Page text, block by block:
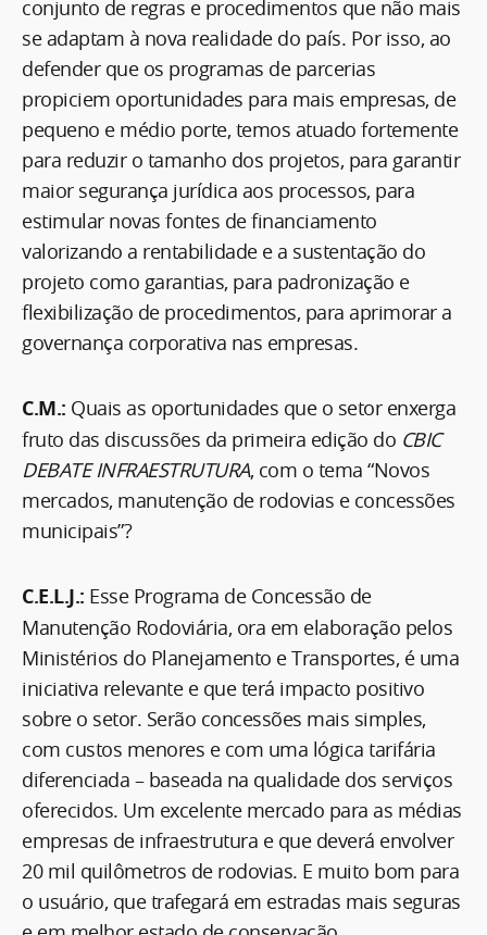
conjunto de regras e procedimentos que não mais
se adaptam à nova realidade do país. Por isso, ao
defender que os programas de parcerias
propiciem oportunidades para mais empresas, de
pequeno e médio porte, temos atuado fortemente
para reduzir o tamanho dos projetos, para garantir
maior segurança jurídica aos processos, para
estimular novas fontes de financiamento
valorizando a rentabilidade e a sustentação do
projeto como garantias, para padronização e
flexibilização de procedimentos, para aprimorar a
governança corporativa nas empresas.
C.M.: Quais as oportunidades que o setor enxerga
fruto das discussões da primeira edição do CBIC
DEBATE INFRAESTRUTURA, com o tema “Novos
mercados, manutenção de rodovias e concessões
municipais”?
C.E.L.J.: Esse Programa de Concessão de
Manutenção Rodoviária, ora em elaboração pelos
Ministérios do Planejamento e Transportes, é uma
iniciativa relevante e que terá impacto positivo
sobre o setor. Serão concessões mais simples,
com custos menores e com uma lógica tarifária
diferenciada – baseada na qualidade dos serviços
oferecidos. Um excelente mercado para as médias
empresas de infraestrutura e que deverá envolver
20 mil quilômetros de rodovias. E muito bom para
o usuário, que trafegará em estradas mais seguras